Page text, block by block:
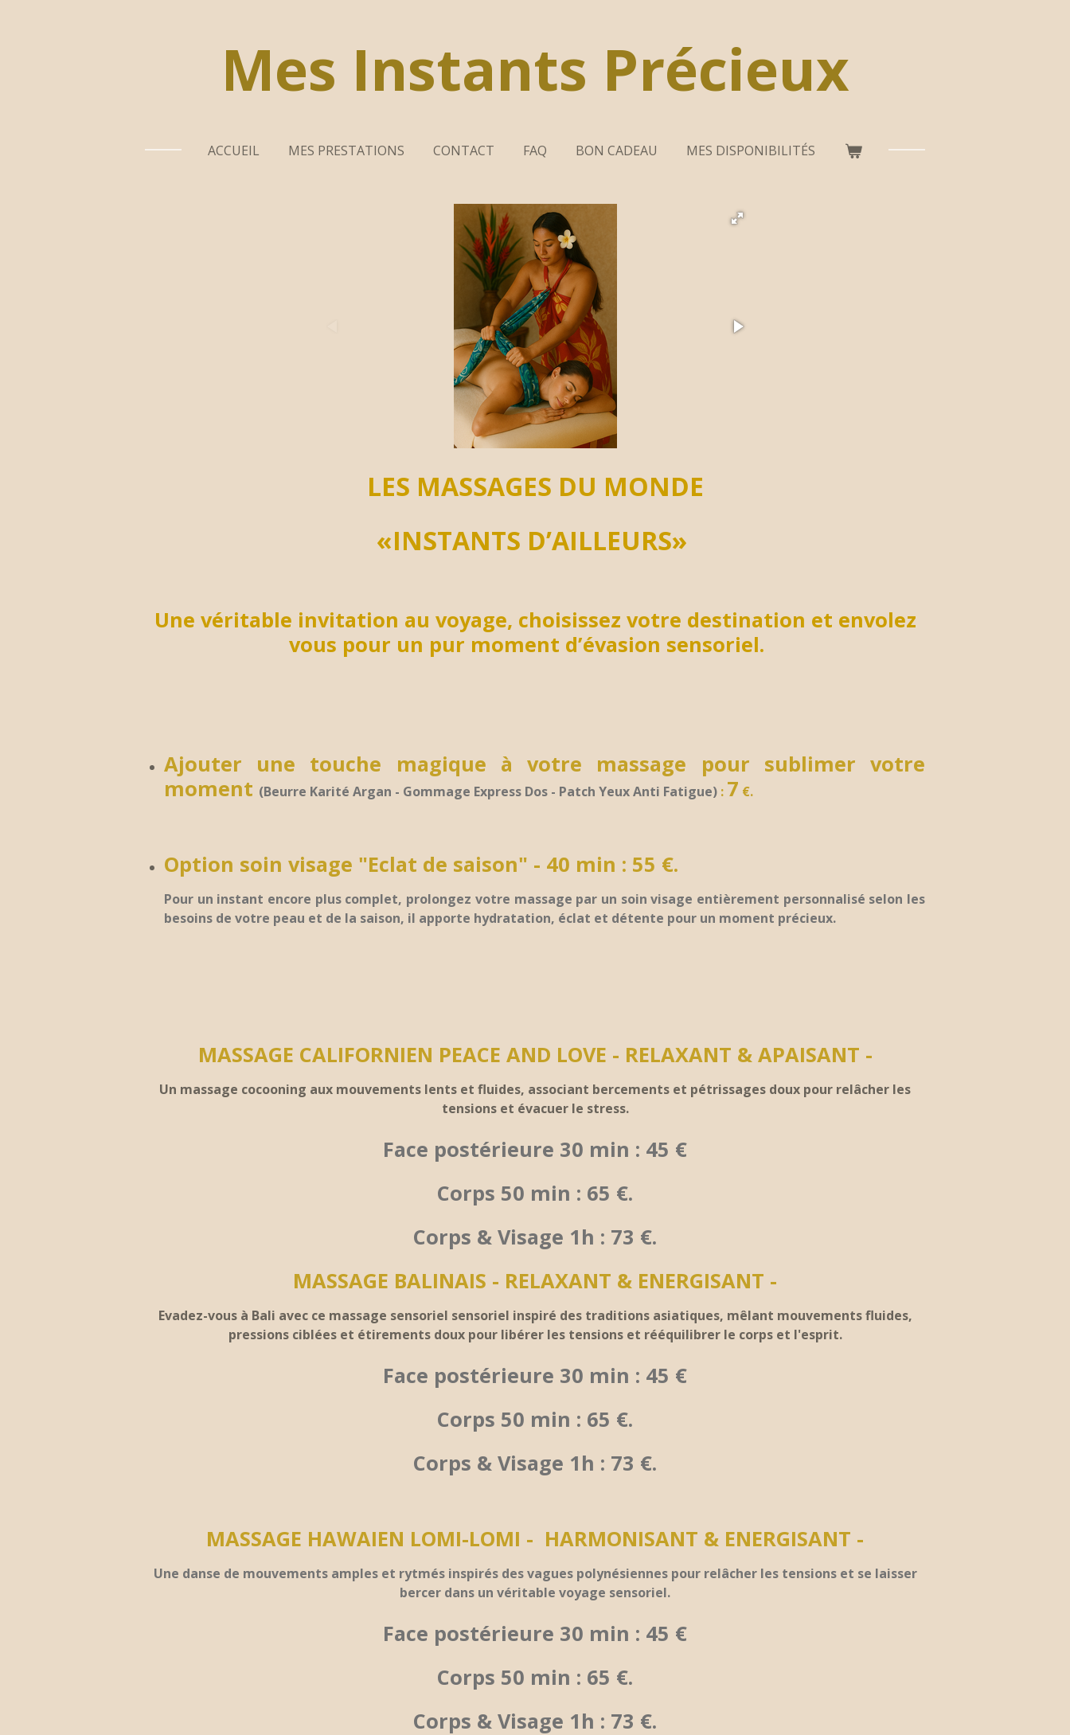
Mes Instants Précieux
ACCUEIL MES PRESTATIONS CONTACT FAQ BON CADEAU MES DISPONIBILITÉS
LES MASSAGES DU MONDE
«INSTANTS D’AILLEURS»
Une véritable invitation au voyage, choisissez votre destination et envolez
vous pour un pur moment d’évasion sensoriel.
Ajouter une touche magique à votre massage pour sublimer votre
moment (Beurre Karité Argan - Gommage Express Dos - Patch Yeux Anti Fatigue) : 7 €.
Option soin visage "Eclat de saison" - 40 min : 55 €.
Pour un instant encore plus complet, prolongez votre massage par un soin visage entièrement personnalisé selon les
besoins de votre peau et de la saison, il apporte hydratation, éclat et détente pour un moment précieux.
MASSAGE CALIFORNIEN PEACE AND LOVE - RELAXANT & APAISANT -
Un massage cocooning aux mouvements lents et fluides, associant bercements et pétrissages doux pour relâcher les
tensions et évacuer le stress.
Face postérieure 30 min : 45 €
Corps 50 min : 65 €.
Corps & Visage 1h : 73 €.
MASSAGE BALINAIS - RELAXANT & ENERGISANT -
Evadez-vous à Bali avec ce massage sensoriel sensoriel inspiré des traditions asiatiques, mêlant mouvements fluides,
pressions ciblées et étirements doux pour libérer les tensions et rééquilibrer le corps et l'esprit.
Face postérieure 30 min : 45 €
Corps 50 min : 65 €.
Corps & Visage 1h : 73 €.
MASSAGE HAWAIEN LOMI-LOMI - HARMONISANT & ENERGISANT -
Une danse de mouvements amples et rytmés inspirés des vagues polynésiennes pour relâcher les tensions et se laisser
bercer dans un véritable voyage sensoriel.
Face postérieure 30 min : 45 €
Corps 50 min : 65 €.
Corps & Visage 1h : 73 €.